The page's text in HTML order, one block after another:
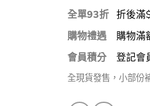
全單93折 折後滿
購物禮遇
購物滿
會員積分
登記會
全現貨發售，小部份